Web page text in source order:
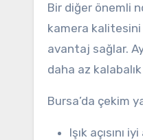
Bir diğer önemli
kamera kalitesini
avantaj sağlar.
daha az
Bursa’da çekim
Işık açısını